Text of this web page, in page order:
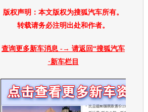
版权声明：本文版权为搜狐汽车所有。
转载请务必注明出处和作者。
查询更多新车消息 -→ 请返回“搜狐汽车
·新车栏目